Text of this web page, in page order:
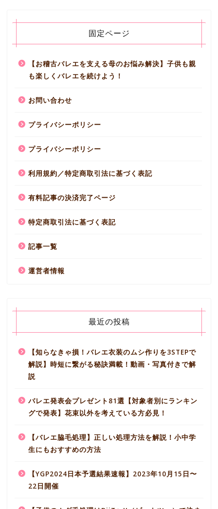
固定ページ
【お稽古バレエを支える母のお悩み解決】子供も親
も楽しくバレエを続けよう！
お問い合わせ
プライバシーポリシー
プライバシーポリシー
利用規約／特定商取引法に基づく表記
有料記事の決済完了ページ
特定商取引法に基づく表記
記事一覧
運営者情報
最近の投稿
【知らなきゃ損！バレエ衣装のムシ作りを3STEPで
解説】時短に繋がる秘訣満載！動画・写真付きで解
説
バレエ発表会プレゼント81選【対象者別にランキン
グで発表】花束以外を考えている方必見！
【バレエ脇毛処理】正しい処理方法を解説！小中学
生にもおすすめの方法
【YGP2024日本予選結果速報】2023年10月15日〜
22日開催